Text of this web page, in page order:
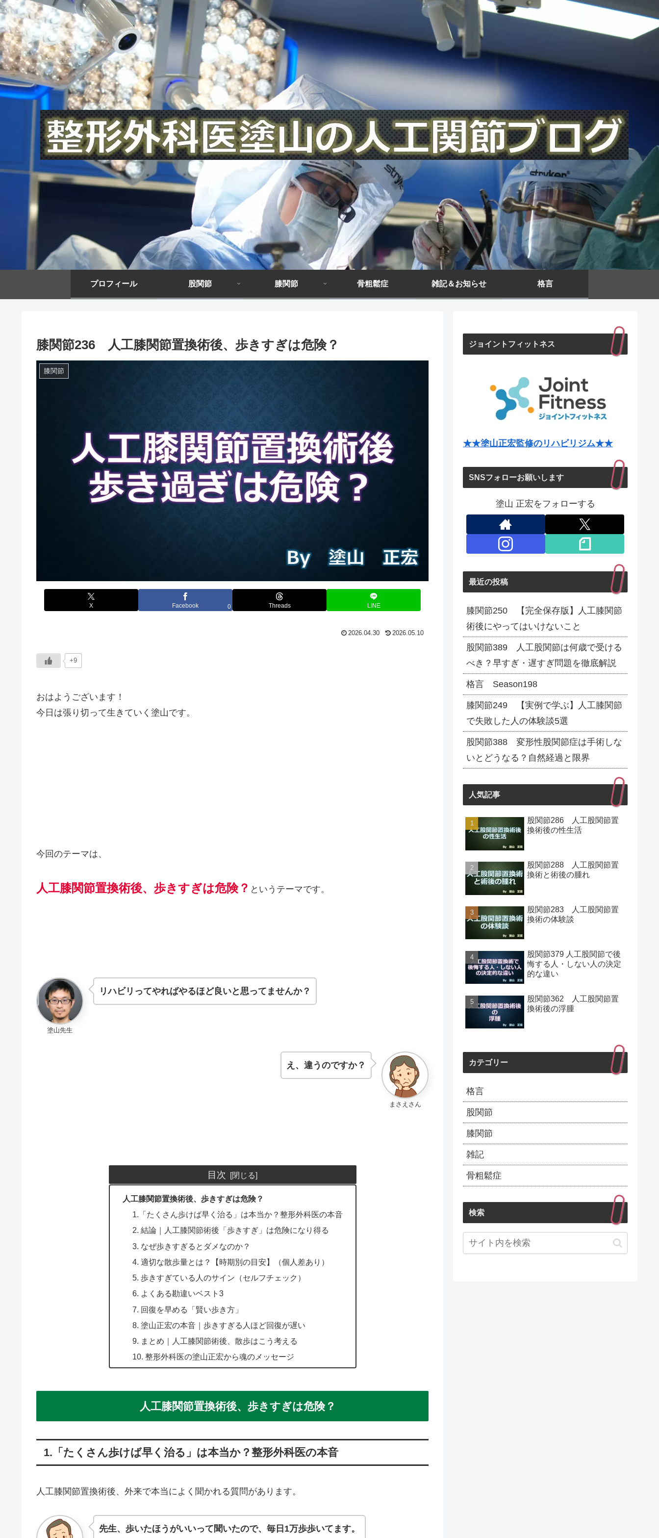
プロフィール 股関節 膝関節 骨粗鬆症 雑記＆お知らせ 格言
膝関節236 人工膝関節置換術後、歩きすぎは危険？
膝関節
X Facebook 0 Threads LINE
2026.04.30 2026.05.10
+9
おはようございます！
今日は張り切って生きていく塗山です。
今回のテーマは、
人工膝関節置換術後、歩きすぎは危険？ というテーマです。
塗山先生
リハビリってやればやるほど良いと思ってませんか？
まさえさん
え、違うのですか？
目次
人工膝関節置換術後、歩きすぎは危険？
1.「たくさん歩けば早く治る」は本当か？整形外科医の本音
2. 結論｜人工膝関節術後「歩きすぎ」は危険になり得る
3. なぜ歩きすぎるとダメなのか？
4. 適切な散歩量とは？【時期別の目安】（個人差あり）
5. 歩きすぎている人のサイン（セルフチェック）
6. よくある勘違いベスト3
7. 回復を早める「賢い歩き方」
8. 塗山正宏の本音｜歩きすぎる人ほど回復が遅い
9. まとめ｜人工膝関節術後、散歩はこう考える
10. 整形外科医の塗山正宏から魂のメッセージ
人工膝関節置換術後、歩きすぎは危険？
1.「たくさん歩けば早く治る」は本当か？整形外科医の本音
人工膝関節置換術後、外来で本当によく聞かれる質問があります。
先生、歩いたほうがいいって聞いたので、毎日1万歩歩いてます。
ジョイントフィットネス
★★塗山正宏監修のリハビリジム★★
SNSフォローお願いします
塗山 正宏をフォローする
最近の投稿
膝関節250 【完全保存版】人工膝関節
術後にやってはいけないこと
股関節389 人工股関節は何歳で受ける
べき？早すぎ・遅すぎ問題を徹底解説
格言 Season198
膝関節249 【実例で学ぶ】人工膝関節
で失敗した人の体験談5選
股関節388 変形性股関節症は手術しな
いとどうなる？自然経過と限界
人気記事
股関節286 人工股関節置
換術後の性生活
股関節288 人工股関節置
換術と術後の腫れ
股関節283 人工股関節置
換術の体験談
股関節379 人工股関節で後
悔する人・しない人の決定
的な違い
股関節362 人工股関節置
換術後の浮腫
カテゴリー
格言
股関節
膝関節
雑記
骨粗鬆症
検索